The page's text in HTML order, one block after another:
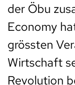
der Öbu
Economy
grössten
Wirtschaft
Revolution